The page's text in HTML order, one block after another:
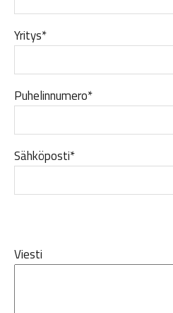
Yritys*
Puhelinnumero*
Sähköposti*
Viesti